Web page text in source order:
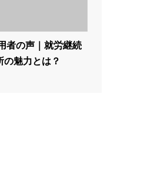
者の声｜就労継続
の魅力とは？